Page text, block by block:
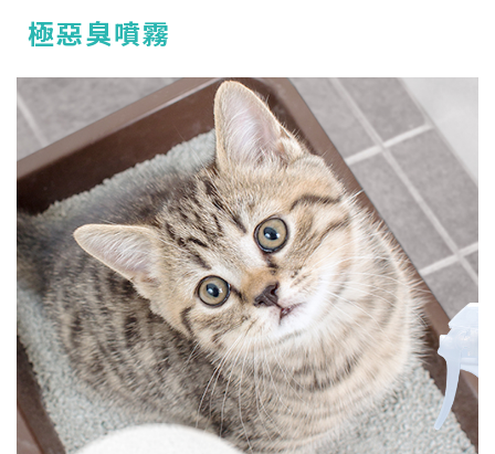
極惡臭噴霧